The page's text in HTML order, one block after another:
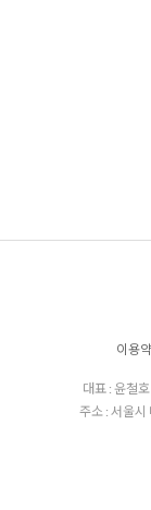
이용
대표 : 윤철호
주소 : 서울